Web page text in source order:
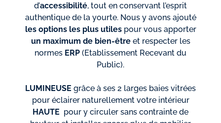
d’accessibilité, tout en conservant l’esprit
authentique de la yourte. Nous y avons ajouté
les options les plus utilespour vous apporter
un maximum de bien-êtreet respecter les
normes ERP (Etablissement Recevant du
Public).
LUMINEUSE grâce à ses 2 larges baies vitrées
pour éclairer naturellement votre intérieur
HAUTE pour y circuler sans contrainte de